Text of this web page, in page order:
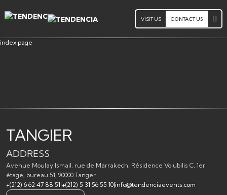
VISIT US CONTACT US
index page
TANGIER
ADDRESS
Avenue Moulay Ismail, rue de Marrakech, Résidence Volubilis C, 1er
étage, bureau 51, 90000 Tanger
+(212) 6 62 47 88 51|+(212) 5 31 56 55 10|info@tendenciaevents.com